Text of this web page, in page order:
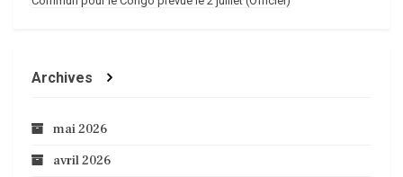
Archives
mai 2026
avril 2026